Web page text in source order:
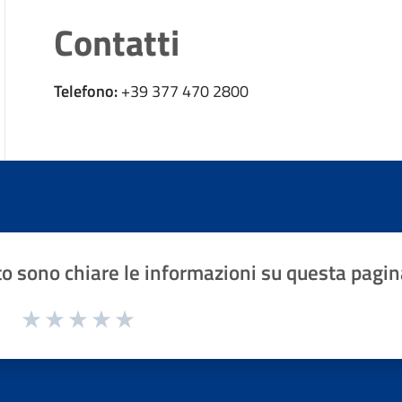
Contatti
Telefono:+39 377 470 2800
sono chiare le informazioni su questa
1 a 5 stelle la pagina